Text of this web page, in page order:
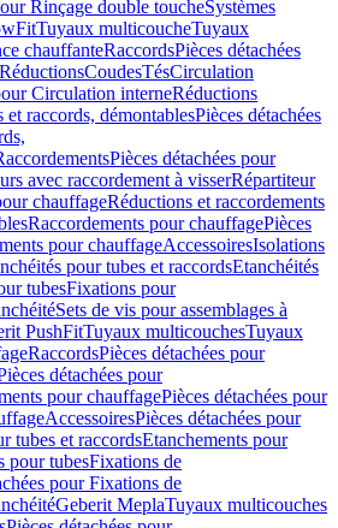
Rinçage double toucheSystèmes
Tuyaux multicoucheTuyaux
chauffanteRaccordsPièces détachées
RéductionsCoudesTésCirculation
Circulation interneRéductions
et raccords, démontablesPièces détachées
Pièces détachées pour
avec raccordement à visserRépartiteur
chauffageRéductions et raccordements
Raccordements pour chauffagePièces
pour chauffageAccessoiresIsolations
pour tubes et raccordsEtanchéités
tubesFixations pour
Sets de vis pour assemblages à
PushFitTuyaux multicouchesTuyaux
RaccordsPièces détachées pour
détachées pour
pour chauffagePièces détachées pour
AccessoiresPièces détachées pour
tubes et raccordsEtanchements pour
pour tubesFixations de
pour Fixations de
Geberit MeplaTuyaux multicouches